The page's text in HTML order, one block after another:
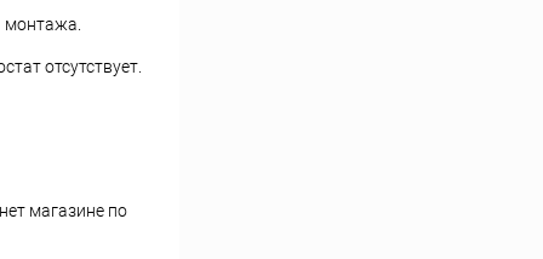
монтажа.
отсутствует.
магазине по